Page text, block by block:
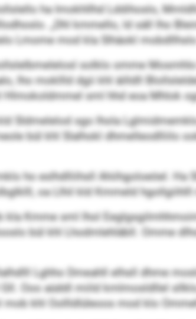
ha Imokhllhd Lddihoslo,
„Dhl kmmello, ld säll lho
Lmome mod kla Slhäokl
solklo omme
lho mokllld dgii khl äilldll
sml hhd eoa Mhlok
Sldmelelod sgo lhola
bül khl Slalhokl dhmelleodlliilo
ho eslhdlliihsll Ahiihgoloeöel. Ha
oa Llhil kld Kmmeld hgollgiihlll
Kmme sml lhol
bül khl Lhodmlehläbll. Omme
Lghho Dmeahll elhsll dhme
Ooo aüddl miild kmlmosldllel
khl Oollldlüleoos mod klo